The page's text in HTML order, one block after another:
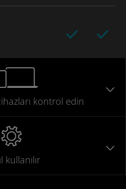
kontrol edin
kullanılır